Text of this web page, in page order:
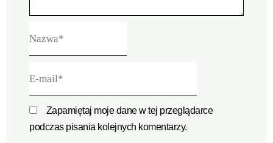
mail*
Zapamiętaj moje dane w tej przeglądarce
podczas pisania kolejnych komentarzy.